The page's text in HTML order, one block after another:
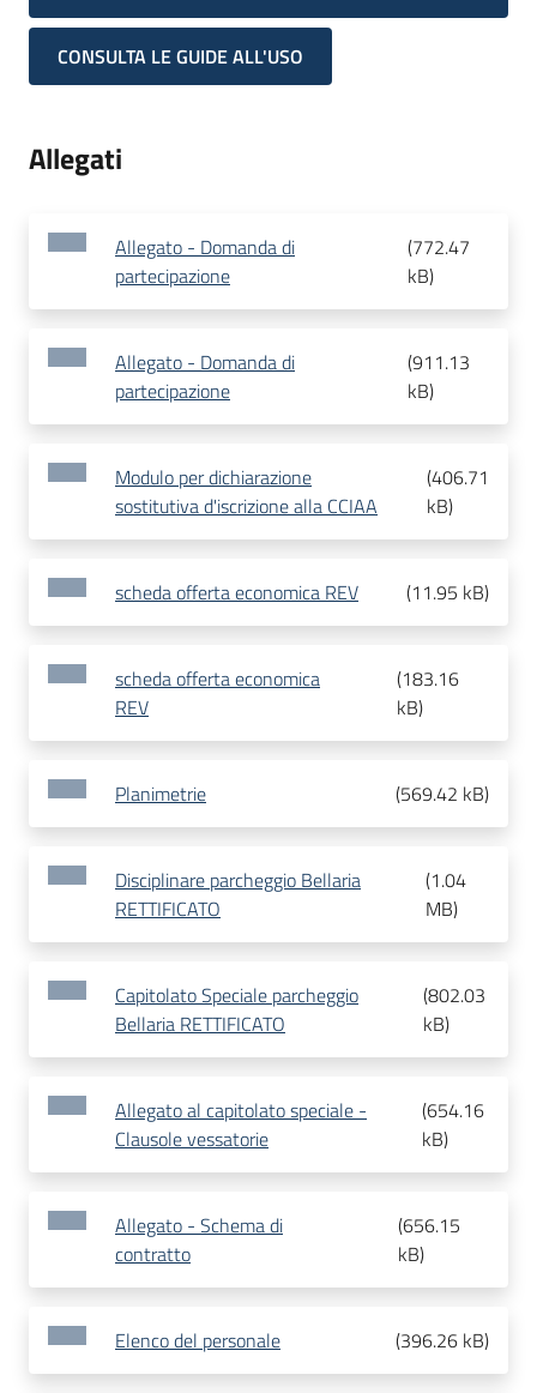
CONSULTA LE GUIDE ALL'USO
Allegati
Allegato - Domanda di
partecipazione
(772.47
kB)
Allegato - Domanda di
partecipazione
(911.13
kB)
Modulo per dichiarazione
sostitutiva d'iscrizione alla CCIAA
(406.71
kB)
scheda offerta economica REV (11.95 kB)
scheda offerta economica
REV
(183.16
kB)
Planimetrie (569.42 kB)
Disciplinare parcheggio Bellaria
RETTIFICATO
(1.04
MB)
Capitolato Speciale parcheggio
Bellaria RETTIFICATO
(802.03
kB)
Allegato al capitolato speciale -
Clausole vessatorie
(654.16
kB)
Allegato - Schema di
contratto
(656.15
kB)
Elenco del personale (396.26 kB)